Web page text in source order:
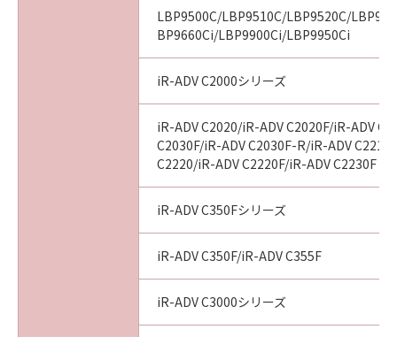
10. SEVERABILITY
In the event that any section hereof is
declared or found to be illegal by any court or
tribunal of competent jurisdiction, such
section shall be null and void with respect to
the jurisdiction of that court or tribunal and
all the remaining provisions hereof shall
remain in full force and effect.
11. ACKNOWLEDGEMENT
BY CLICKING THE BUTTON INDICATING
YOUR ACCEPTANCE AS STATED BELOW OR
INSTALLING THE SOFTWARE, YOU
ACKNOWLEDGE THAT YOU HAVE READ THIS
AGREEMENT, UNDERSTOOD IT, AND AGREE
TO BE BOUND BY ITS TERMS AND
LBP9500C/LBP9510C/LBP9520C/
BP9660Ci/LBP9900Ci/LBP9950Ci
iR-ADV C2000シリーズ
iR-ADV C2020/iR-ADV C2020F/iR-ADV
C2030F/iR-ADV C2030F-R/iR-ADV
C2220/iR-ADV C2220F/iR-ADV C2230F
iR-ADV C350Fシリーズ
iR-ADV C350F/iR-ADV C355F
iR-ADV C3000シリーズ